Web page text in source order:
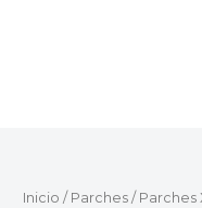
Inicio / Parches / Parches